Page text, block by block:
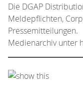
Die DGAP
Meldepflichten,
Pressemitteilungen.
Medienarchiv unter